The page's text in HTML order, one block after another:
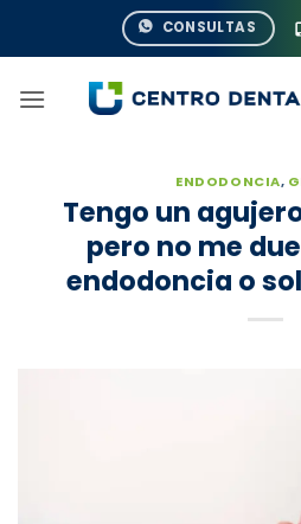
CONSULTAS
ENDODONCIA,
Tengo un
pero no me
endodoncia o